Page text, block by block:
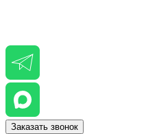
Заказать звонок